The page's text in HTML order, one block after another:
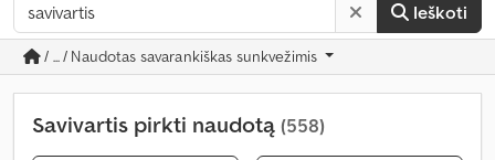
Ieškoti
/ ... / Naudotas savarankiškas sunkvežimis
Savivartis pirkti naudotą (558)